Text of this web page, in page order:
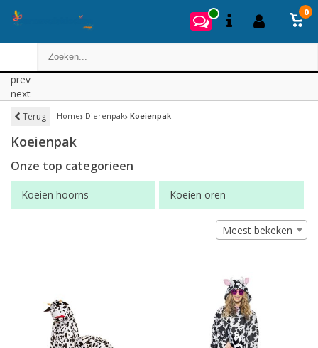
0
prev
next
Terug Home Dierenpak Koeienpak
Koeienpak
Onze top categorieen
Koeien hoorns Koeien oren
Meest bekeken